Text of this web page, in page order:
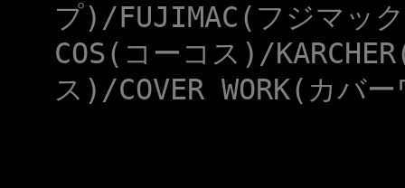
プ)/FUJIMAC(フジマッ
COS(コーコス)/
ス)/COVER WORK(カ